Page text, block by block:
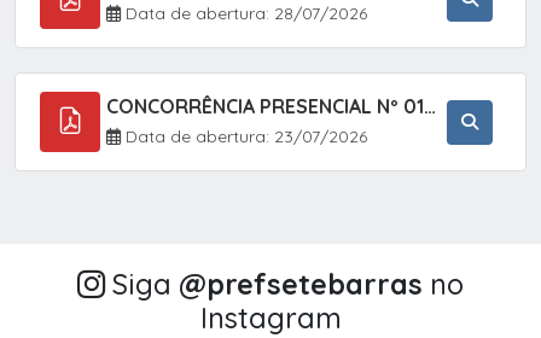
Data de abertura: 28/07/2026
CONCORRÊNCIA PRESENCIAL Nº 018/2026 - PAVIMENTAÇÃO ASFÁLTICA NO BAIRRO VOTUPOCA ? ESTRADA DA RAPOSA, NO MUNICÍPIO DE SETE BARRAS/SP
Data de abertura: 23/07/2026
Siga @‌prefsetebarras no
Instagram